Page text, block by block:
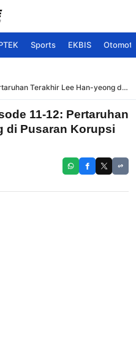
Sports EKBIS
Terakhir Lee Han-yeong di
11-12: Pertaruhan
di Pusaran Korupsi